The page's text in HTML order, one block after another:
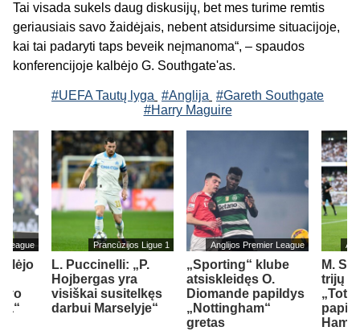
Tai visada sukels daug diskusijų, bet mes turime remtis
geriausiais savo žaidėjais, nebent atsidursime situacijoje,
kai tai padaryti taps beveik neįmanoma“, – spaudos
konferencijoje kalbėjo G. Southgate'as.
#UEFA Tautų lyga #Anglija #Gareth Southgate
#Harry Maguire
League Prancūzijos Ligue 1
L. Puccinelli: „P.
Hojbergas yra
visiškai susitelkęs
darbui Marselyje“
Anglijos Premier League
„Sporting“ klube
atsiskleidęs O.
Diomande papildys
„Nottingham“
gretas
M.
trijų